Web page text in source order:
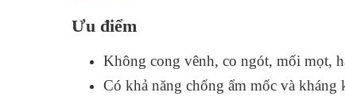
Ưu điểm
Không cong vênh, co ngót, mối mọt,
Có khả năng chống ẩm mốc và kháng